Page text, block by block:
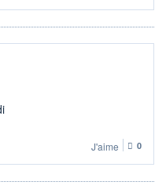
J'aime 0